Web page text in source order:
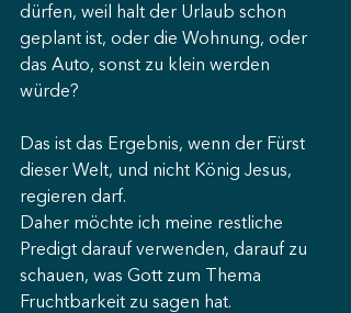
dürfen, weil halt der Urlaub schon
geplant ist, oder die Wohnung, oder
das Auto, sonst zu klein werden
würde?
Das ist das Ergebnis, wenn der Fürst
dieser Welt, und nicht König Jesus,
regieren darf.
Daher möchte ich meine restliche
Predigt darauf verwenden, darauf zu
schauen, was Gott zum Thema
Fruchtbarkeit zu sagen hat.